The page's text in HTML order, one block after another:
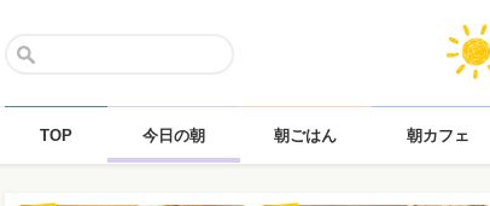
TOP 今日の朝 朝ごはん 朝カフェ